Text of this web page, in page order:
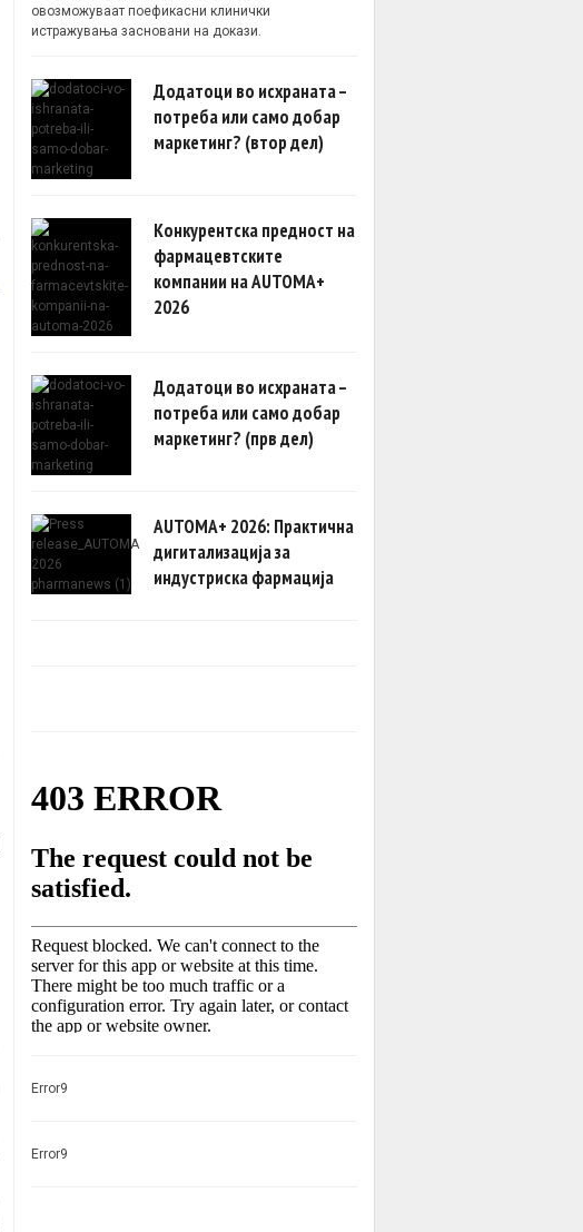
овозможуваат поефикасни клинички
истражувања засновани на докази.
Додатоци во исхраната –
потреба или само добар
маркетинг? (втор дел)
Конкурентска предност на
фармацевтските
компании на AUTOMA+
2026
Додатоци во исхраната –
потреба или само добар
маркетинг? (прв дел)
AUTOMA+ 2026: Практична
дигитализација за
индустриска фармација
Error9
Error9